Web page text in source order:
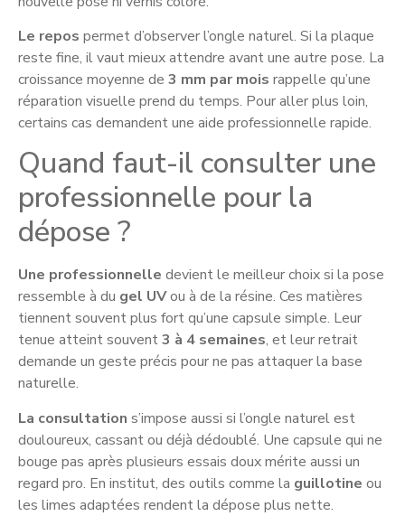
Le repos permet d’observer l’ongle naturel. Si la plaque
reste fine, il vaut mieux attendre avant une autre pose. La
croissance moyenne de 3 mm par mois rappelle qu’une
réparation visuelle prend du temps. Pour aller plus loin,
certains cas demandent une aide professionnelle rapide.
Quand faut-il consulter une
professionnelle pour la
dépose ?
Une professionnelle devient le meilleur choix si la pose
ressemble à du gel UVou à de la résine. Ces matières
tiennent souvent plus fort qu’une capsule simple. Leur
tenue atteint souvent3 à 4 semaines, et leur retrait
demande un geste précis pour ne pas attaquer la base
naturelle.
La consultation s’impose aussi si l’ongle naturel est
douloureux, cassant ou déjà dédoublé. Une capsule qui ne
bouge pas après plusieurs essais doux mérite aussi un
regard pro. En institut, des outils comme la guillotine ou
les limes adaptées rendent la dépose plus nette.